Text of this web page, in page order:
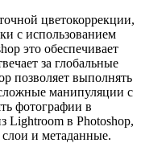
цветокоррекции,
с использованием
это обеспечивает
за глобальные
позволяет выполнять
манипуляции с
фотографии в
Lightroom в Photoshop,
и метаданные.